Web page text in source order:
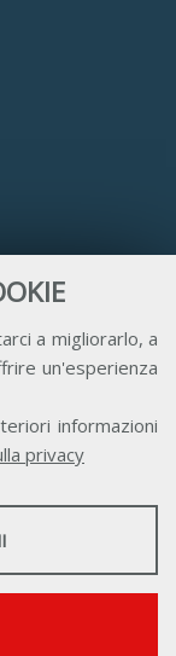
a migliorarlo, a
un'esperienza
informazioni
privacy
Credits